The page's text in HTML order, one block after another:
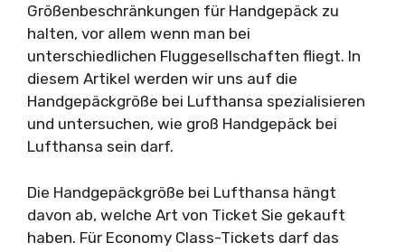
Größenbeschränkungen für Handgepäck zu
halten, vor allem wenn man bei
unterschiedlichen Fluggesellschaften fliegt. In
diesem Artikel werden wir uns auf die
Handgepäckgröße bei Lufthansa spezialisieren
und untersuchen, wie groß Handgepäck bei
Lufthansa sein darf.
Die Handgepäckgröße bei Lufthansa hängt
davon ab, welche Art von Ticket Sie gekauft
haben. Für Economy Class-Tickets darf das